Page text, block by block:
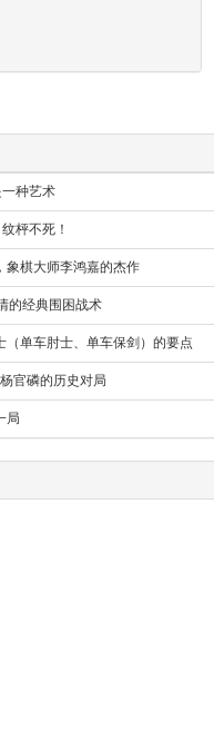
一种艺术
枰不死！
象棋大师李鸿嘉的杰作
的经典围困战术
单车肘士、单车保剑）的要点
官磷的历史对局
局